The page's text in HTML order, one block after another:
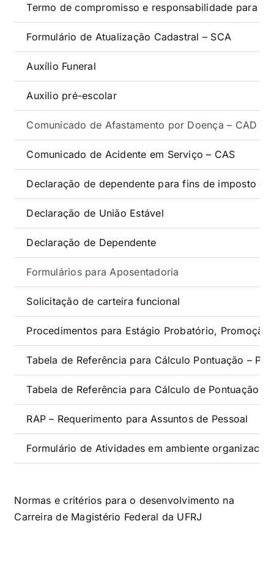
Termo de compromisso e responsabilidade para
Formulário de Atualização Cadastral – SCA
Auxílio Funeral
Auxilio pré-escolar
Comunicado de Afastamento por Doença – CAD
Comunicado de Acidente em Serviço – CAS
Declaração de dependente para fins de imposto de
Declaração de União Estável
Declaração de Dependente
Formulários para Aposentadoria
Solicitação de carteira funcional
Procedimentos para Estágio Probatório, Promoção
Tabela de Referência para Cálculo Pontuação –
Tabela de Referência para Cálculo de Pontuação
RAP – Requerimento para Assuntos de Pessoal
Formulário de Atividades em ambiente
Normas e critérios para o desenvolvimento na
Carreira de Magistério Federal da UFRJ